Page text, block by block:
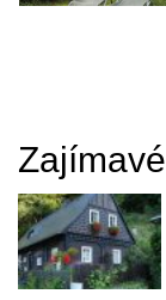
Zajímavé